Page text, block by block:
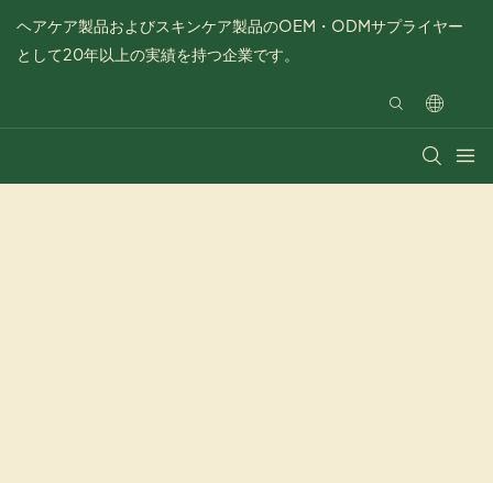
ヘアケア製品およびスキンケア製品のOEM・ODMサプライヤー
として20年以上の実績を持つ企業です。